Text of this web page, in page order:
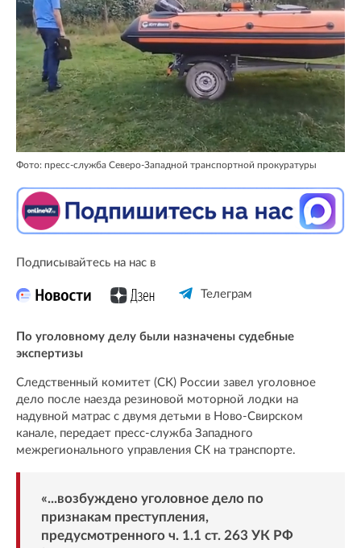
Фото: пресс-служба Северо-Западной транспортной прокуратуры
Подписывайтесь на нас в
Телеграм
По уголовному делу были назначены судебные
экспертизы
Следственный комитет (СК) России завел уголовное
дело после наезда резиновой моторной лодки на
надувной матрас с двумя детьми в Ново-Свирском
канале, передает пресс-служба Западного
межрегионального управления СК на транспорте.
«...возбуждено уголовное дело по
признакам преступления,
предусмотренного ч. 1.1 ст. 263 УК РФ